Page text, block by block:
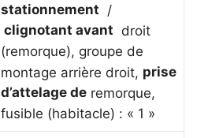
stationnement /
clignotant avant droit
(remorque), groupe de
montage arrière droit, prise
d’attelage de remorque,
fusible (habitacle) : « 1 »